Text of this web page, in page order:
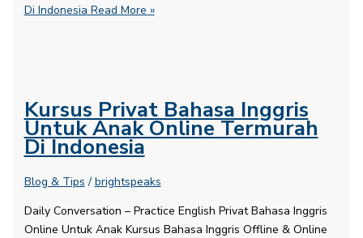
Di Indonesia Read More »
Kursus Privat Bahasa Inggris
Untuk Anak Online Termurah
Di Indonesia
Blog & Tips / brightspeaks
Daily Conversation – Practice English​ Privat Bahasa Inggris
Online Untuk Anak Kursus Bahasa Inggris Offline & Online